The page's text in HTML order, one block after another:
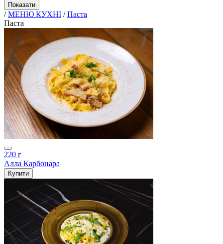
Показати
/ МЕНЮ КУХНІ / Паста
Паста
220 г
Алла Карбонара
Купити